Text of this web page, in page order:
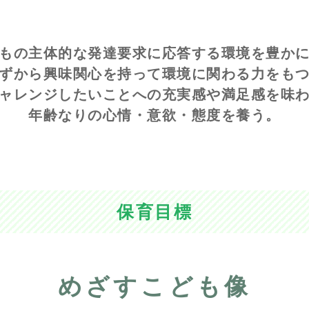
の主体的な発達要求に応答する環境を豊かに
から興味関心を持って環境に関わる力をもつ
レンジしたいことへの充実感や満足感を味
年齢なりの心情・意欲・態度を養う。
保育目標
めざすこども像